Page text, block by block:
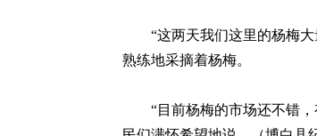
“这两天我们这里的杨梅大
熟练地采摘着杨梅。
“目前杨梅的市场还不错，